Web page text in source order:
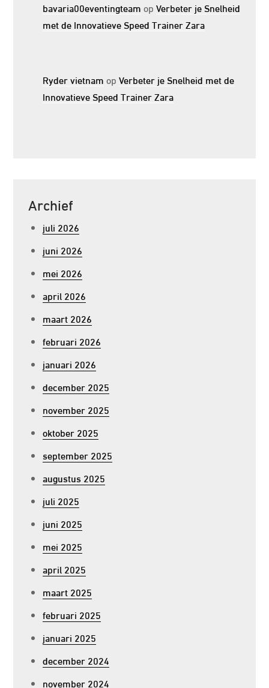
bavaria00eventingteam opVerbeter je Snelheid
met de Innovatieve Speed Trainer Zara
Ryder vietnam opVerbeter je Snelheid met de
Innovatieve Speed Trainer Zara
Archief
juli 2026
juni 2026
mei 2026
april 2026
maart 2026
februari 2026
januari 2026
december 2025
november 2025
oktober 2025
september 2025
augustus 2025
juli 2025
juni 2025
mei 2025
april 2025
maart 2025
februari 2025
januari 2025
december 2024
november 2024